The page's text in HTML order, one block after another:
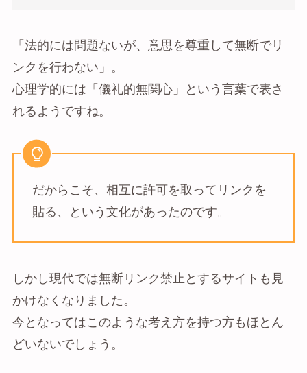
「法的には問題ないが、意思を尊重して無断でリ
ンクを行わない」。
心理学的には「儀礼的無関心」という言葉で表さ
れるようですね。
だからこそ、相互に許可を取ってリンクを
貼る、という文化があったのです。
しかし現代では無断リンク禁止とするサイトも見
かけなくなりました。
今となってはこのような考え方を持つ方もほとん
どいないでしょう。